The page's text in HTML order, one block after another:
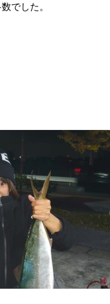
でした。